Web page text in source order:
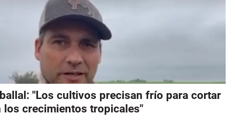
"Los cultivos precisan frío para cortar
los crecimientos tropicales"